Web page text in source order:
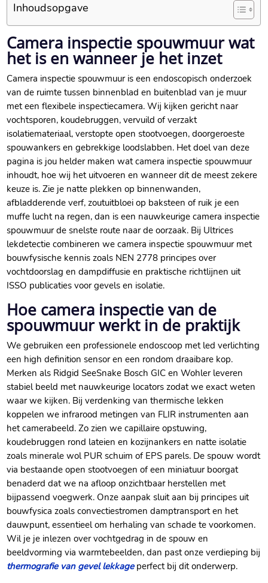
Inhoudsopgave
Camera inspectie spouwmuur wat
het is en wanneer je het inzet
Camera inspectie spouwmuur is een endoscopisch onderzoek
van de ruimte tussen binnenblad en buitenblad van je muur
met een flexibele inspectiecamera.​ Wij kijken gericht naar
vochtsporen, koudebruggen, vervuild of verzakt
isolatiemateriaal, verstopte open stootvoegen, doorgeroeste
spouwankers en gebrekkige loodslabben.​ Het doel van deze
pagina is jou helder maken wat camera inspectie spouwmuur
inhoudt, hoe wij het uitvoeren en wanneer dit de meest zekere
keuze is.​ Zie je natte plekken op binnenwanden,
afbladderende verf, zoutuitbloei op baksteen of ruik je een
muffe lucht na regen, dan is een nauwkeurige camera inspectie
spouwmuur de snelste route naar de oorzaak.​ Bij Ultrices
lekdetectie combineren we camera inspectie spouwmuur met
bouwfysische kennis zoals NEN 2778 principes over
vochtdoorslag en dampdiffusie en praktische richtlijnen uit
ISSO publicaties voor gevels en isolatie.​
Hoe camera inspectie van de
spouwmuur werkt in de praktijk
We gebruiken een professionele endoscoop met led verlichting
een high definition sensor en een rondom draaibare kop.​
Merken als Ridgid SeeSnake Bosch GIC en Wohler leveren
stabiel beeld met nauwkeurige locators zodat we exact weten
waar we kijken.​ Bij verdenking van thermische lekken
koppelen we infrarood metingen van FLIR instrumenten aan
het camerabeeld.​ Zo zien we capillaire opstuwing,
koudebruggen rond lateien en kozijnankers en natte isolatie
zoals minerale wol PUR schuim of EPS parels.​ De spouw wordt
via bestaande open stootvoegen of een miniatuur boorgat
benaderd dat we na afloop onzichtbaar herstellen met
bijpassend voegwerk.​ Onze aanpak sluit aan bij principes uit
bouwfysica zoals convectiestromen damptransport en het
dauwpunt, essentieel om herhaling van schade te voorkomen.​
Wil je je inlezen over vochtgedrag in de spouw en
beeldvorming via warmtebeelden, dan past onze verdieping bij
thermografie van gevel lekkageperfect bij dit onderwerp.​